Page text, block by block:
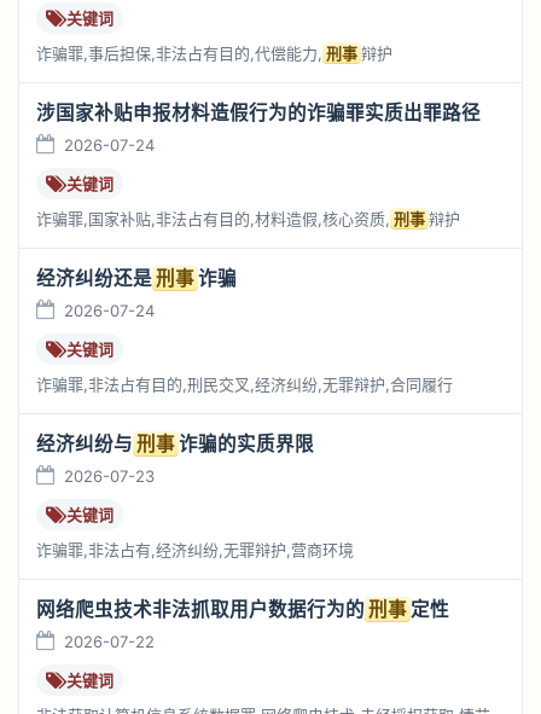
关键词
诈骗罪,事后担保,非法占有目的,代偿能力, 刑事辩护
涉国家补贴申报材料造假行为的诈骗罪实质出罪路径
2026-07-24
关键词
诈骗罪,国家补贴,非法占有目的,材料造假,核心资质, 刑事辩护
经济纠纷还是刑事诈骗
2026-07-24
关键词
诈骗罪,非法占有目的,刑民交叉,经济纠纷,无罪辩护,合同履行
经济纠纷与 刑事诈骗的实质界限
2026-07-23
关键词
诈骗罪,非法占有,经济纠纷,无罪辩护,营商环境
网络爬虫技术非法抓取用户数据行为的 刑事 定性
2026-07-22
关键词